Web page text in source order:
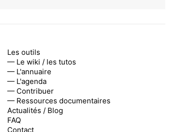
Les outils
— Le wiki / les tutos
— L'annuaire
— L'agenda
— Contribuer
— Ressources documentaires
Actualités / Blog
FAQ
Contact